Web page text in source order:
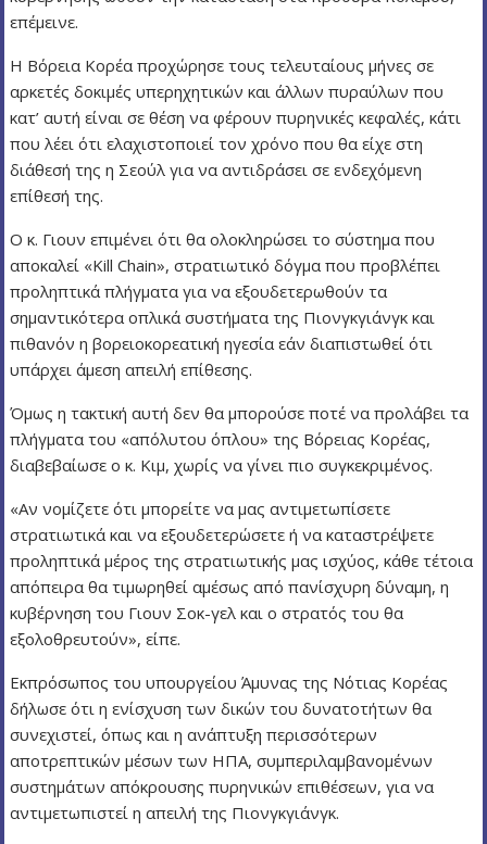
επέμεινε.
Η Βόρεια Κορέα προχώρησε τους τελευταίους μήνες σε
αρκετές δοκιμές υπερηχητικών και άλλων πυραύλων που
κατ’ αυτή είναι σε θέση να φέρουν πυρηνικές κεφαλές, κάτι
που λέει ότι ελαχιστοποιεί τον χρόνο που θα είχε στη
διάθεσή της η Σεούλ για να αντιδράσει σε ενδεχόμενη
επίθεσή της.
Ο κ. Γιουν επιμένει ότι θα ολοκληρώσει το σύστημα που
αποκαλεί «Kill Chain», στρατιωτικό δόγμα που προβλέπει
προληπτικά πλήγματα για να εξουδετερωθούν τα
σημαντικότερα οπλικά συστήματα της Πιονγκγιάνγκ και
πιθανόν η βορειοκορεατική ηγεσία εάν διαπιστωθεί ότι
υπάρχει άμεση απειλή επίθεσης.
Όμως η τακτική αυτή δεν θα μπορούσε ποτέ να προλάβει τα
πλήγματα του «απόλυτου όπλου» της Βόρειας Κορέας,
διαβεβαίωσε ο κ. Κιμ, χωρίς να γίνει πιο συγκεκριμένος.
«Αν νομίζετε ότι μπορείτε να μας αντιμετωπίσετε
στρατιωτικά και να εξουδετερώσετε ή να καταστρέψετε
προληπτικά μέρος της στρατιωτικής μας ισχύος, κάθε τέτοια
απόπειρα θα τιμωρηθεί αμέσως από πανίσχυρη δύναμη, η
κυβέρνηση του Γιουν Σοκ-γελ και ο στρατός του θα
εξολοθρευτούν», είπε.
Εκπρόσωπος του υπουργείου Άμυνας της Νότιας Κορέας
δήλωσε ότι η ενίσχυση των δικών του δυνατοτήτων θα
συνεχιστεί, όπως και η ανάπτυξη περισσότερων
αποτρεπτικών μέσων των ΗΠΑ, συμπεριλαμβανομένων
συστημάτων απόκρουσης πυρηνικών επιθέσεων, για να
αντιμετωπιστεί η απειλή της Πιονγκγιάνγκ.